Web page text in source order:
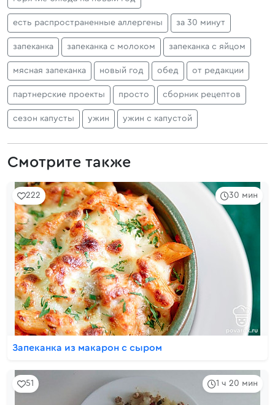
есть распространенные аллергены за 30 минут
запеканка запеканка с молоком запеканка с яйцом
мясная запеканка новый год обед от редакции
партнерские проекты просто сборник рецептов
сезон капусты ужин ужин с капустой
Смотрите также
30 мин
222
Запеканка из макарон с сыром
1 ч 20 мин
51